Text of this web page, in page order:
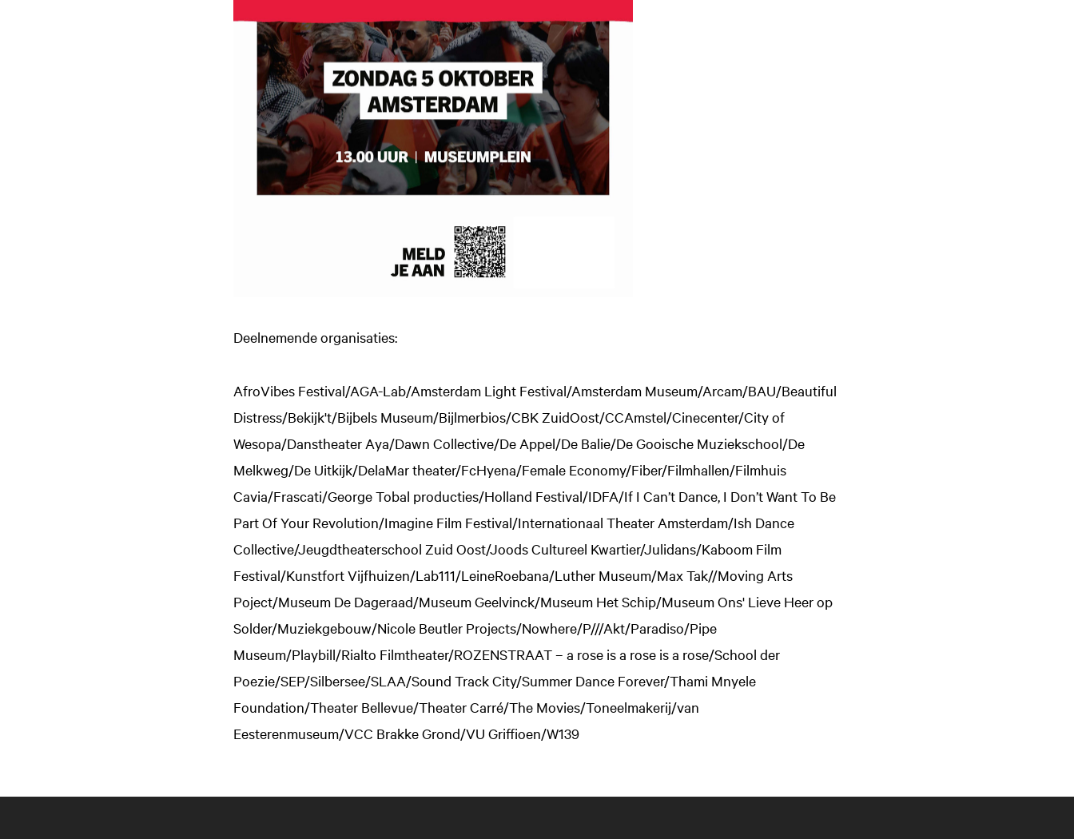
Deelnemende organisaties:
AfroVibes Festival/AGA-Lab/Amsterdam Light Festival/Amsterdam Museum/Arcam/BAU/Beautiful
Distress/Bekijk't/Bijbels Museum/Bijlmerbios/CBK ZuidOost/CCAmstel/Cinecenter/City of
Wesopa/Danstheater Aya/Dawn Collective/De Appel/De Balie/De Gooische Muziekschool/De
Melkweg/De Uitkijk/DelaMar theater/FcHyena/Female Economy/Fiber/Filmhallen/Filmhuis
Cavia/Frascati/George Tobal producties/Holland Festival/IDFA/If I Can’t Dance, I Don’t Want To Be
Part Of Your Revolution/Imagine Film Festival/Internationaal Theater Amsterdam/Ish Dance
Collective/Jeugdtheaterschool Zuid Oost/Joods Cultureel Kwartier/Julidans/Kaboom Film
Festival/Kunstfort Vijfhuizen/Lab111/LeineRoebana/Luther Museum/Max Tak//Moving Arts
Poject/Museum De Dageraad/Museum Geelvinck/Museum Het Schip/Museum Ons' Lieve Heer op
Solder/Muziekgebouw/Nicole Beutler Projects/Nowhere/P///Akt/Paradiso/Pipe
Museum/Playbill/Rialto Filmtheater/ROZENSTRAAT – a rose is a rose is a rose/School der
Poezie/SEP/Silbersee/SLAA/Sound Track City/Summer Dance Forever/Thami Mnyele
Foundation/Theater Bellevue/Theater Carré/The Movies/Toneelmakerij/van
Eesterenmuseum/VCC Brakke Grond/VU Griffioen/W139